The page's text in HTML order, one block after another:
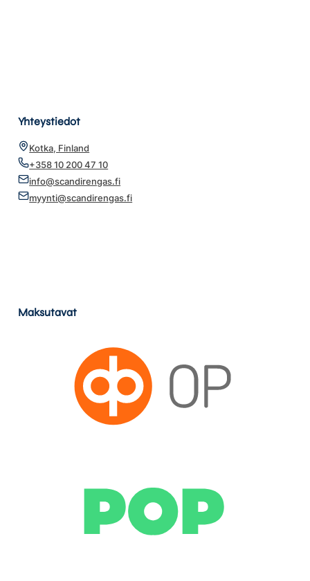
Yhteystiedot
Kotka, Finland
+358 10 200 47 10
info@scandirengas.fi
myynti@scandirengas.fi
Maksutavat